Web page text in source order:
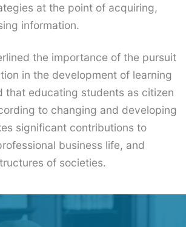
at the point of acquiring,
information.
the importance of the pursuit
in the development of learning
that educating students as citizen
to changing and developing
significant contributions to
business life, and
of societies.